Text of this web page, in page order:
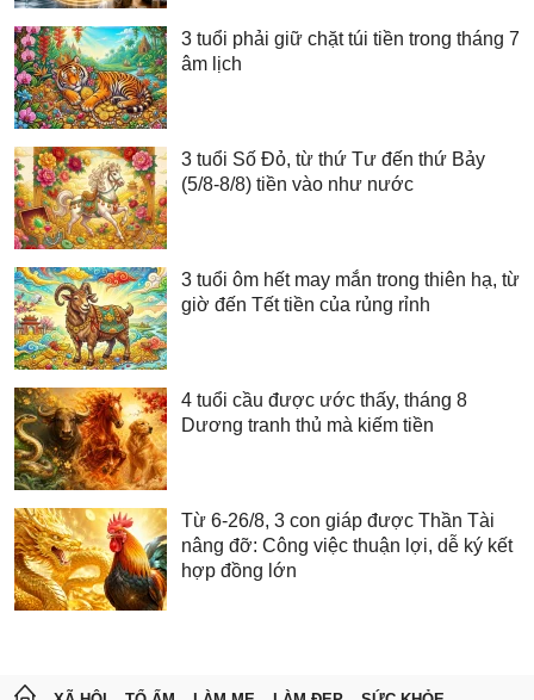
3 tuổi phải giữ chặt túi tiền trong tháng 7
âm lịch
3 tuổi Số Đỏ, từ thứ Tư đến thứ Bảy
(5/8-8/8) tiền vào như nước
3 tuổi ôm hết may mắn trong thiên hạ, từ
giờ đến Tết tiền của rủng rỉnh
4 tuổi cầu được ước thấy, tháng 8
Dương tranh thủ mà kiếm tiền
Từ 6-26/8, 3 con giáp được Thần Tài
nâng đỡ: Công việc thuận lợi, dễ ký kết
hợp đồng lớn